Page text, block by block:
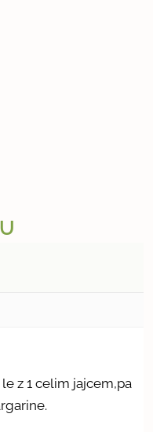
z 1 celim jajcem,pa